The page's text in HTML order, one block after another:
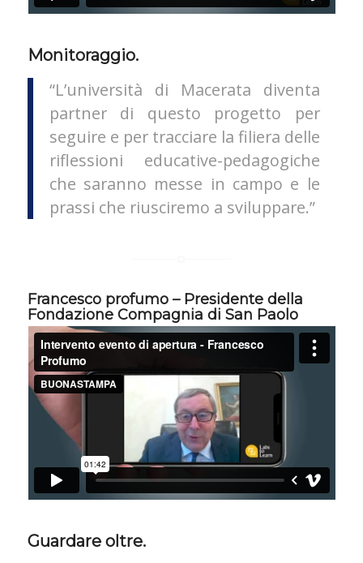
Monitoraggio.
“L’università di Macerata diventa
partner di questo progetto per
seguire e per tracciare la filiera delle
riflessioni educative-pedagogiche
che saranno messe in campo e le
prassi che riusciremo a sviluppare.”
Francesco profumo – Presidente della
Fondazione Compagnia di San Paolo
Guardare oltre.